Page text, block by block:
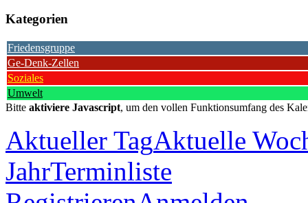
Kategorien
Friedensgruppe
Ge-Denk-Zellen
Soziales
Umwelt
Bitte aktiviere Javascript, um den vollen Funktionsumfang des
Aktueller TagAktuelle
JahrTerminliste